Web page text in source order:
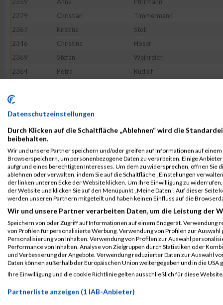
2379
Christian Timmermann
2367
Kristina Stoll
2346
Christina Höser
2369
Stefan Weinreich
2364
Petra Rudolf
2365
2350
Bridgid
2377
Lena Närtker
2353
2342
Anke Eversen
2370
Lisa Wolf
2348
Veronica Ierimonte
2339
Carmen Döll
2372
Tamara Zey
2344
Sebastian Hage
2349
Laura Johnson
Rang:6.
Kontaktformular / Fragen
zur Zeitmessung
Datenschutzeinstellungen
Durch Klicken auf die Schaltfläche „Ablehnen“ wird die
beibehalten.
Wir und unsere Partner speichern und/oder greifen auf Informationen auf einem
Browserspeichern, um personenbezogene Daten zu verarbeiten. Einige
aufgrund eines berechtigten Interesses. Um dem zu widersprechen, öffnen Sie
ablehnen oder verwalten, indem Sie auf die Schaltfläche „Einstellungen
der linken unteren Ecke der Website klicken. Um Ihre Einwilligung zu
der Website und klicken Sie auf den Menüpunkt „Meine Daten“. Auf dieser
werden unseren Partnern mitgeteilt und haben keinen Einfluss auf die
Wir und unsere Partner verarbeiten Daten, um die Leistung der
Speichern von oder Zugriff auf Informationen auf einem Endgerät. Verwendung
von Profilen für personalisierte Werbung. Verwendung von Profilen zur
Personalisierung von Inhalten. Verwendung von Profilen zur Auswahl
Performance von Inhalten. Analyse von Zielgruppen durch Statistiken oder
und Verbesserung der Angebote. Verwendung reduzierter Daten zur Auswahl
Daten können außerhalb der Europäischen Union weitergegeben und in die USA
Ihre Einwilligung und die cookie Richtlinie gelten ausschließlich für diese
Partnerliste anzeigen (1 IAB-Anbieter)